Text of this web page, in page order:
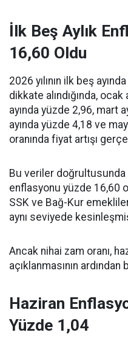
İlk Beş Aylık
16,60 Oldu
2026 yılının ilk beş
dikkate alındığında,
ayında yüzde 2,96, mart
ayında yüzde 4,18 ve
oranında fiyat artışı
Bu veriler doğrultusunda
enflasyonu yüzde 16,60
SSK ve Bağ-Kur
aynı seviyede
Ancak nihai zam oranı,
açıklanmasının
Haziran
Yüzde 1,04